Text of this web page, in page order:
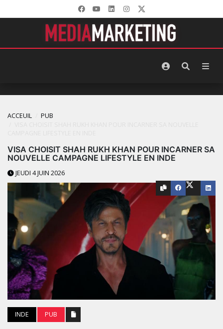
ACCEUIL
PUB
VISA CHOISIT SHAH RUKH KHAN POUR INCARNER SA
NOUVELLE CAMPAGNE LIFESTYLE EN INDE
JEUDI 4 JUIN 2026
INDE PUB